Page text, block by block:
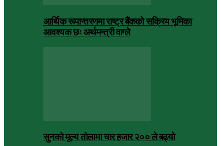
आर्थिक रूपान्तरणमा राष्ट्र बैंकको सक्रिय भूमिका
आवश्यक छः अर्थमन्त्री वाग्ले
सुनको मूल्य तोलामा चार हजार २०० ले बढ्यो